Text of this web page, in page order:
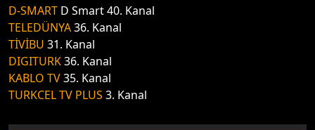
D-SMART D Smart 40. Kanal
TELEDÜNYA36. Kanal
TİVİBU 31. Kanal
DIGITURK36. Kanal
KABLO TV35. Kanal
TURKCEL TV PLUS 3. Kanal